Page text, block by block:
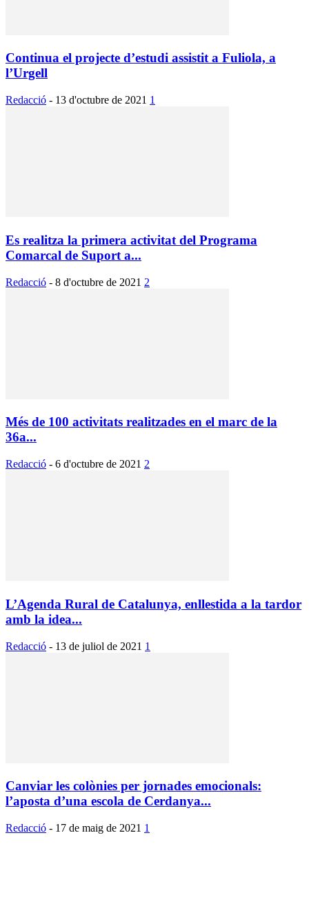
Continua el projecte d’estudi assistit a Fuliola, a
l’Urgell
Redacció - 13 d'octubre de 2021 1
Es realitza la primera activitat del Programa
Comarcal de Suport a...
Redacció - 8 d'octubre de 2021 2
Més de 100 activitats realitzades en el marc de la
36a...
Redacció - 6 d'octubre de 2021 2
L’Agenda Rural de Catalunya, enllestida a la tardor
amb la idea...
Redacció - 13 de juliol de 2021 1
Canviar les colònies per jornades emocionals:
l’aposta d’una escola de Cerdanya...
Redacció - 17 de maig de 2021 1